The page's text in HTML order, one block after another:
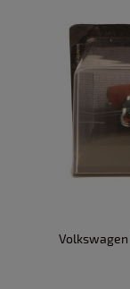
Volkswagen